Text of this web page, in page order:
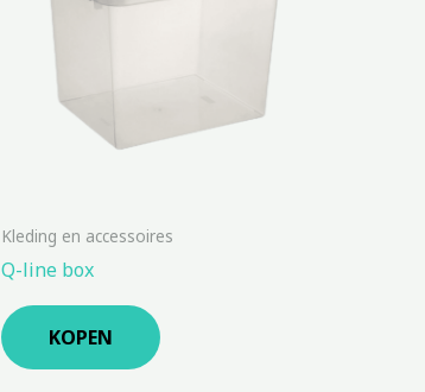
Kleding en accessoires
Q-line box
KOPEN